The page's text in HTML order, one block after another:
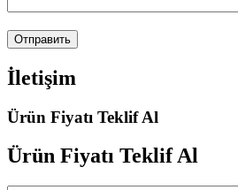
İletişim
Ürün Fiyatı Teklif Al
Ürün Fiyatı Teklif Al